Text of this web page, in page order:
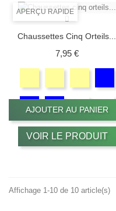
APERÇU RAPIDE
Chaussettes Cinq Orteils...
7,95 €Prix
AJOUTER AU PANIER
VOIR LE PRODUIT
Affichage 1-10 de 10 article(s)